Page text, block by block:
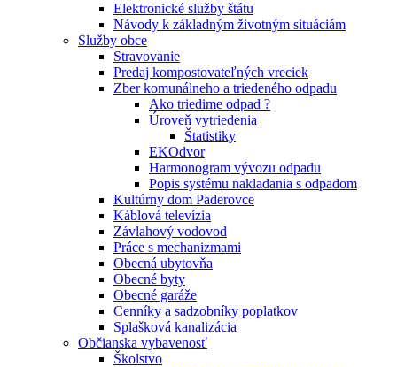
Elektronické služby štátu
Návody k základným životným situáciám
Služby obce
Stravovanie
Predaj kompostovateľných vreciek
Zber komunálneho a triedeného odpadu
Ako triedime odpad ?
Úroveň vytriedenia
Štatistiky
EKOdvor
Harmonogram vývozu odpadu
Popis systému nakladania s odpadom
Kultúrny dom Paderovce
Káblová televízia
Závlahový vodovod
Práce s mechanizmami
Obecná ubytovňa
Obecné byty
Obecné garáže
Cenníky a sadzobníky poplatkov
Splašková kanalizácia
Občianska vybavenosť
Školstvo